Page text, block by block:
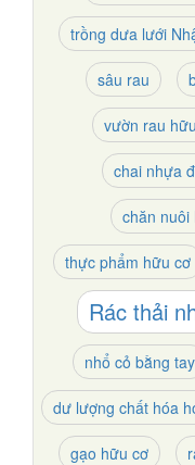
trồng dưa lưới
sâu rau
vườn rau
chai nhựa
chăn nuôi
thực phẩm hữu cơ
Rác thải
nhổ cỏ bằng tay
dư lượng chất hóa
gạo hữu cơ